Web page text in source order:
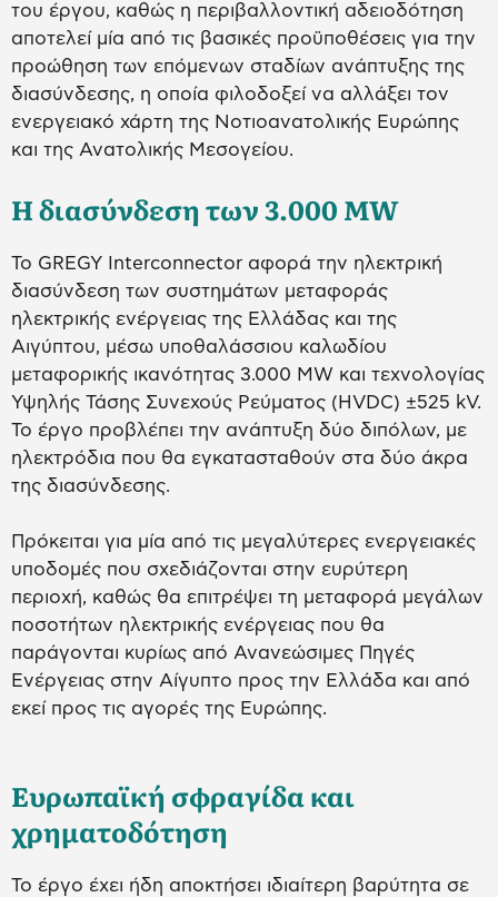
του έργου, καθώς η περιβαλλοντική αδειοδότηση
αποτελεί μία από τις βασικές προϋποθέσεις για την
προώθηση των επόμενων σταδίων ανάπτυξης της
διασύνδεσης, η οποία φιλοδοξεί να αλλάξει τον
ενεργειακό χάρτη της Νοτιοανατολικής Ευρώπης
και της Ανατολικής Μεσογείου.
Η διασύνδεση των 3.000 MW
Το GREGY Interconnector αφορά την ηλεκτρική
διασύνδεση των συστημάτων μεταφοράς
ηλεκτρικής ενέργειας της Ελλάδας και της
Αιγύπτου, μέσω υποθαλάσσιου καλωδίου
μεταφορικής ικανότητας 3.000 MW και τεχνολογίας
Υψηλής Τάσης Συνεχούς Ρεύματος (HVDC) ±525 kV.
Το έργο προβλέπει την ανάπτυξη δύο διπόλων, με
ηλεκτρόδια που θα εγκατασταθούν στα δύο άκρα
της διασύνδεσης.
Πρόκειται για μία από τις μεγαλύτερες ενεργειακές
υποδομές που σχεδιάζονται στην ευρύτερη
περιοχή, καθώς θα επιτρέψει τη μεταφορά μεγάλων
ποσοτήτων ηλεκτρικής ενέργειας που θα
παράγονται κυρίως από Ανανεώσιμες Πηγές
Ενέργειας στην Αίγυπτο προς την Ελλάδα και από
εκεί προς τις αγορές της Ευρώπης.
Ευρωπαϊκή σφραγίδα και
χρηματοδότηση
Το έργο έχει ήδη αποκτήσει ιδιαίτερη βαρύτητα σε